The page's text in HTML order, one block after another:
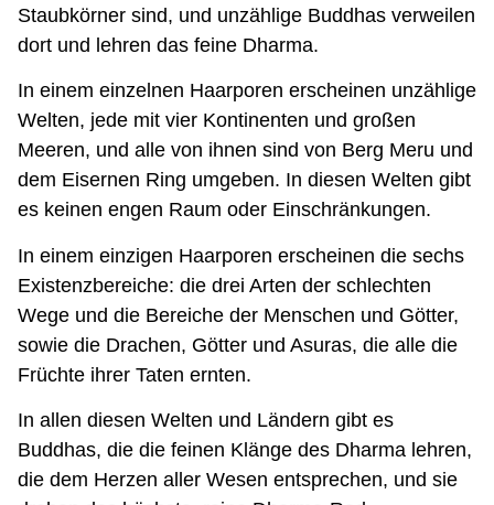
Staubkörner sind, und unzählige Buddhas verweilen
dort und lehren das feine Dharma.
In einem einzelnen Haarporen erscheinen unzählige
Welten, jede mit vier Kontinenten und großen
Meeren, und alle von ihnen sind von Berg Meru und
dem Eisernen Ring umgeben. In diesen Welten gibt
es keinen engen Raum oder Einschränkungen.
In einem einzigen Haarporen erscheinen die sechs
Existenzbereiche: die drei Arten der schlechten
Wege und die Bereiche der Menschen und Götter,
sowie die Drachen, Götter und Asuras, die alle die
Früchte ihrer Taten ernten.
In allen diesen Welten und Ländern gibt es
Buddhas, die die feinen Klänge des Dharma lehren,
die dem Herzen aller Wesen entsprechen, und sie